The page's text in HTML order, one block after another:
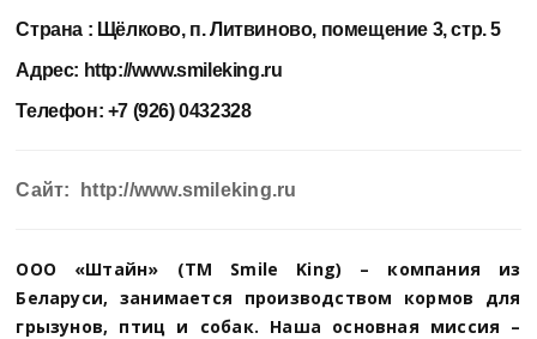
Страна : Щёлково, п. Литвиново, помещение 3, стр. 5
Адрес: http://www.smileking.ru
Телефон: +7 (926) 0432328
Сайт: http://www.smileking.ru
ООО «Штайн» (ТМ Smile King) – компания из
Беларуси, занимается производством кормов для
грызунов, птиц и собак. Наша основная миссия –